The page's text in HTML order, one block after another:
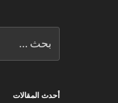
عن:
أحدث المقالات